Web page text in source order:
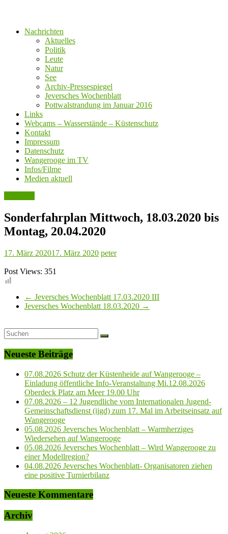
Nachrichten
Aktuelles
Politik
Leute
Natur
See
Archiv-Pressespiegel
Jeversches Wochenblatt
Pottwalstrandung im Januar 2016
Links
Webcams – Wasserstände – Küstenschutz
Kontakt
Impressum
Datenschutz
Wangerooge im TV
Infos/Filme
Medien aktuell
Sonderfahrplan Mittwoch, 18.03.2020 bis
Montag, 20.04.2020
17. März 202017. März 2020 peter
Post Views: 351
← Jeversches Wochenblatt 17.03.2020 III
Jeversches Wochenblatt 18.03.2020 →
Neueste Beiträge
07.08.2026 Schutz der Küstenheide auf Wangerooge –
Einladung öffentliche Info-Veranstaltung Mi.12.08.2026
Oberdeck Platz am Meer 19.00 Uhr
07.08.2026 – 12 Jugendliche vom Internationalen Jugend-
Gemeinschaftsdienst (ijgd) zum 17. Mal im Arbeitseinsatz auf
Wangerooge
05.08.2026 Jeversches Wochenblatt – Warmherziges
Wiedersehen auf Wangerooge
05.08.2026 Jeversches Wochenblatt – Wird Wangerooge zu
einer Modellregion?
04.08.2026 Jeversches Wochenblatt- Organisatoren ziehen
eine positive Turnierbilanz
Neueste Kommentare
Archiv